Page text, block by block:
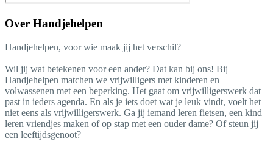
Over Handjehelpen
Handjehelpen, voor wie maak jij het verschil?
Wil jij wat betekenen voor een ander? Dat kan bij ons! Bij
Handjehelpen matchen we vrijwilligers met kinderen en
volwassenen met een beperking. Het gaat om vrijwilligerswerk dat
past in ieders agenda. En als je iets doet wat je leuk vindt, voelt het
niet eens als vrijwilligerswerk. Ga jij iemand leren fietsen, een kind
leren vriendjes maken of op stap met een ouder dame? Of steun jij
een leeftijdsgenoot?